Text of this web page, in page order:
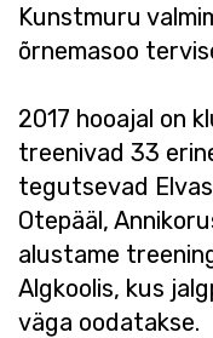
Kunstmuru
õrnemasoo
2017 hooajal on
treenivad 33
tegutsevad
Otepääl,
alustame
Algkoolis, kus
väga oodatakse.